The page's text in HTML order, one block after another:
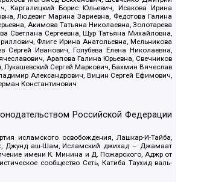
Каргалицкий Борис Юльевич, Исакова Ирина
Людевиг Марина Зариевна, Федотова Галина
Акимова Татьяна Николаевна, Золотарева
Светлана Сергеевна, Щур Татьяна Михайловна,
Флиге Ирина Анатольевна, Мельникова
Иванович, Голубева Елена Николаевна,
Арапова Галина Юрьевна, Свечников
Сергей Маркович, Бахмин Вячеслав
Александрович, Вицин Сергей Ефимович,
Константинович
Российской Федерации
исламского освобождения, Лашкар-И-Тайба,
Джунд аш-Шам, Исламский джихад – Джамаат
имени К. Минина и Д. Пожарского, Аджр от
сообщество Сеть, Катиба Таухид валь-